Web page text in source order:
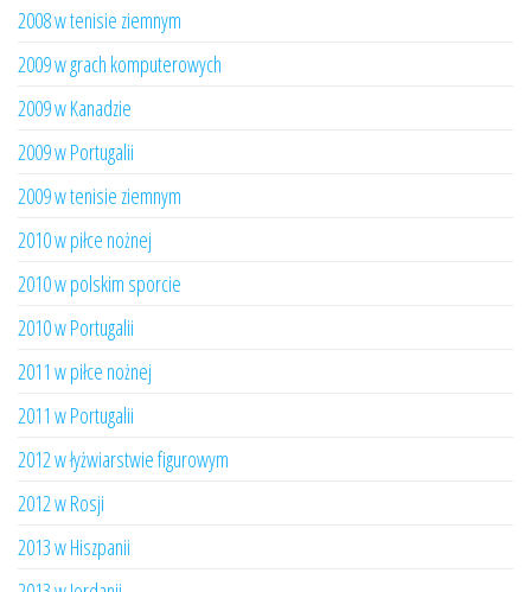
2008 w tenisie ziemnym
2009 w grach komputerowych
2009 w Kanadzie
2009 w Portugalii
2009 w tenisie ziemnym
2010 w piłce nożnej
2010 w polskim sporcie
2010 w Portugalii
2011 w piłce nożnej
2011 w Portugalii
2012 w łyżwiarstwie figurowym
2012 w Rosji
2013 w Hiszpanii